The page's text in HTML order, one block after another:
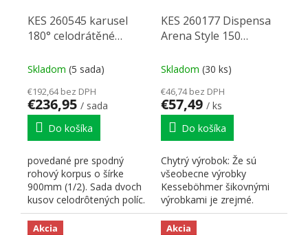
KES 260545 karusel
180° celodrátěné
chrom
Skladom (5 sada)
€192,64 bez DPH
€236,95 / sada
Do košíka
povedané pre spodný
rohový korpus o šírke
900mm (1/2). Sada dvoch
kusov celodrôtených políc.
Určené pre korpusy s...
KES 260177 Dispensa
Arena Style 150
Skladom (30 ks)
€46,74 bez DPH
€57,49 / ks
Do košíka
Chytrý výrobok: Že sú
všeobecne výrobky
Kesseböhmer šikovnými
výrobkami je zrejmé.
Premyslené s pridanou
hodnotou. My...
Akcia Akcia